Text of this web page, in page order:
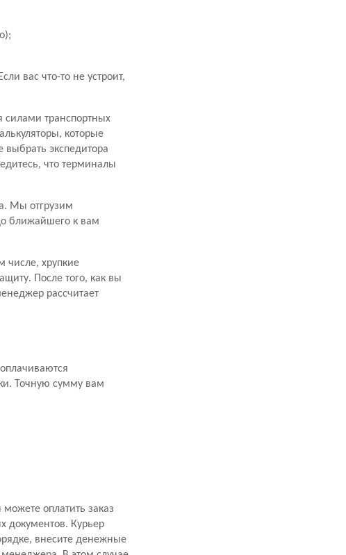
вас что-то не устроит,
силами транспортных
которые
выбрать экспедитора
что терминалы
Мы отгрузим
ближайшего к вам
числе, хрупкие
После того, как вы
рассчитает
Точную сумму вам
оплатить заказ
документов. Курьер
внесите денежные